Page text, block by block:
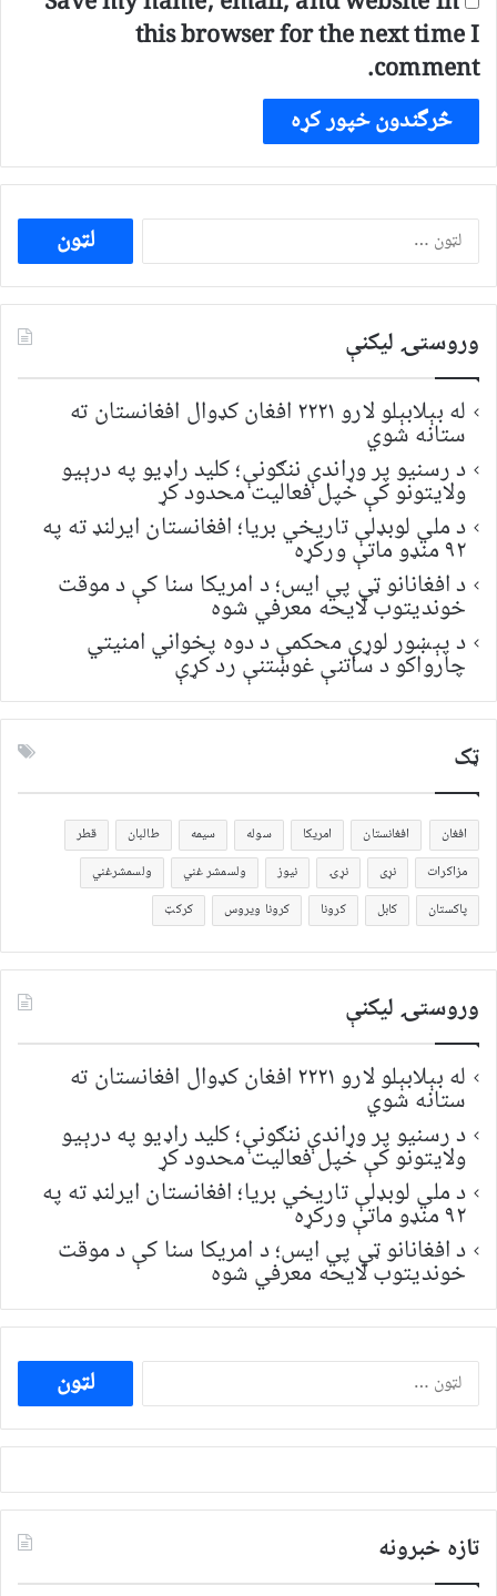
this browser for the next time I
comment.
ددی
لپاره
لټون:
وروستۍ ليکنې
له بېلابېلو لارو ۲۲۲۱ افغان کډوال افغانستان ته
ستانه شوي
د رسنیو پر وړاندې ننګونې؛ کلید راډیو په درېیو
ولایتونو کې خپل فعالیت محدود کړ
د ملي لوبډلې تاریخي بریا؛ افغانستان ایرلنډ ته په
۹۲ منډو ماتې ورکړه
د افغانانو ټي پي ایس؛ د امریکا سنا کې د موقت
خونديتوب لایحه معرفي شوه
د پېښور لوړې محکمې د دوه پخواني امنیتي
چارواکو د ساتنې غوښتنې رد کړې
ټک
افغان افغانستان امریکا سوله سیمه طالبان
قطر
مزاکرات
نړی نړۍ نیوز ولسمشر غني
ولسمشرغني
پاکستان
کابل کرونا کرونا ویروس کرکټ
وروستۍ ليکنې
له بېلابېلو لارو ۲۲۲۱ افغان کډوال افغانستان ته
ستانه شوي
د رسنیو پر وړاندې ننګونې؛ کلید راډیو په درېیو
ولایتونو کې خپل فعالیت محدود کړ
د ملي لوبډلې تاریخي بریا؛ افغانستان ایرلنډ ته په
۹۲ منډو ماتې ورکړه
د افغانانو ټي پي ایس؛ د امریکا سنا کې د موقت
خونديتوب لایحه معرفي شوه
ددی
لپاره
لټون:
تازه خبرونه